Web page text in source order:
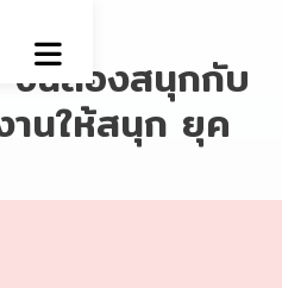
งั้นลองสนุกกับ
านให้สนุก ยุค